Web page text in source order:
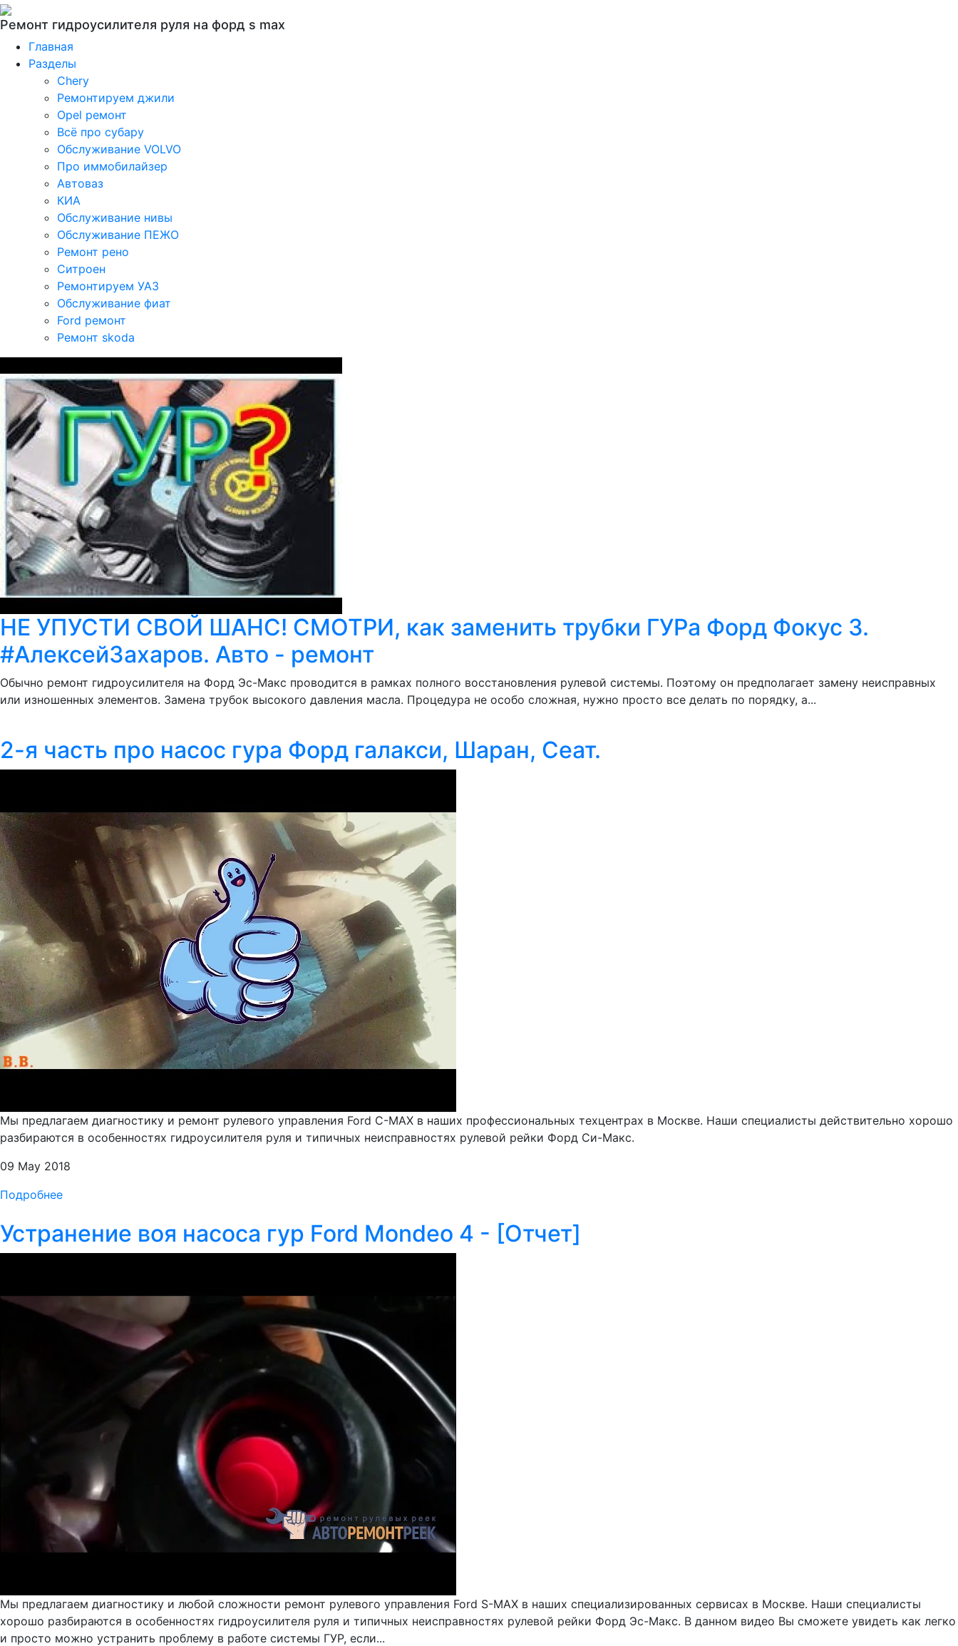
Ремонт гидроусилителя руля на форд s max
Главная
Разделы
Chery
Ремонтируем джили
Opel ремонт
Всё про субару
Обслуживание VOLVO
Про иммобилайзер
Автоваз
КИА
Обслуживание нивы
Обслуживание ПЕЖО
Ремонт рено
Ситроен
Ремонтируем УАЗ
Обслуживание фиат
Ford ремонт
Ремонт skoda
НЕ УПУСТИ СВОЙ ШАНС! СМОТРИ, как заменить трубки ГУРа Форд Фокус 3.
#АлексейЗахаров. Авто - ремонт
Обычно ремонт гидроусилителя на Форд Эс-Макс проводится в рамках полного восстановления рулевой системы. Поэтому он предполагает замену неисправных
или изношенных элементов. Замена трубок высокого давления масла. Процедура не особо сложная, нужно просто все делать по порядку, а...
2-я часть про насос гура Форд галакси, Шаран, Сеат.
Мы предлагаем диагностику и ремонт рулевого управления Ford C-MAX в наших профессиональных техцентрах в Москве. Наши специалисты действительно хорошо
разбираются в особенностях гидроусилителя руля и типичных неисправностях рулевой рейки Форд Си-Макс.
09 May 2018
Подробнее
Устранение воя насоса гур Ford Mondeo 4 - [Отчет]
Мы предлагаем диагностику и любой сложности ремонт рулевого управления Ford S-MAX в наших специализированных сервисах в Москве. Наши специалисты
хорошо разбираются в особенностях гидроусилителя руля и типичных неисправностях рулевой рейки Форд Эс-Макс. В данном видео Вы сможете увидеть как легко
и просто можно устранить проблему в работе системы ГУР, если...